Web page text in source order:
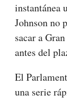
instantánea
Johnson no
sacar a
antes del
El
una serie